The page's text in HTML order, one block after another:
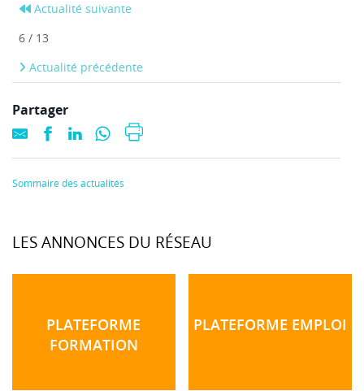
Actualité suivante
6 / 13
Actualité précédente
Partager
Sommaire des actualités
LES ANNONCES DU RÉSEAU
PLATEFORME
FORMATION
PLATEFORME EMPLOI